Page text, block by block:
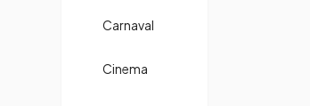
Carnaval
Cinema